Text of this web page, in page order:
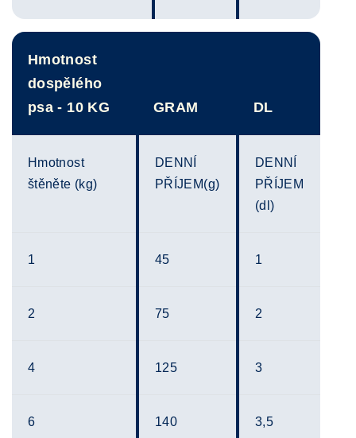
Hmotnost
dospělého
psa - 10 KG
GRAM DL
Hmotnost
štěněte (kg)
DENNÍ
PŘÍJEM(g)
DENNÍ
PŘÍJEM
(dl)
1 45 1
2 75 2
4 125 3
6 140 3,5